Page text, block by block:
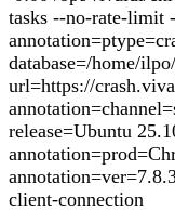
tasks --no-rate-limit
database=/home/
url=https://
release=Ubuntu
client-connection